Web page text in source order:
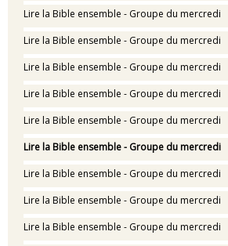
Lire la Bible ensemble - Groupe du mercredi
Lire la Bible ensemble - Groupe du mercredi
Lire la Bible ensemble - Groupe du mercredi
Lire la Bible ensemble - Groupe du mercredi
Lire la Bible ensemble - Groupe du mercredi
Lire la Bible ensemble - Groupe du mercredi
Lire la Bible ensemble - Groupe du mercredi
Lire la Bible ensemble - Groupe du mercredi
Lire la Bible ensemble - Groupe du mercredi